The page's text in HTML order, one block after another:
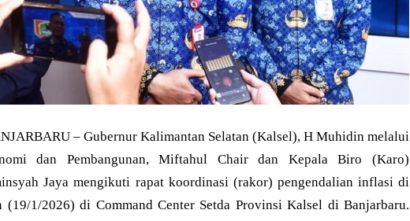
– Gubernur Kalimantan Selatan (Kalsel), H Muhidin melalui
dan Pembangunan, Miftahul Chair dan Kepala Biro (Karo)
Jaya mengikuti rapat koordinasi (rakor) pengendalian inflasi di
1/2026) di Command Center Setda Provinsi Kalsel di Banjarbaru.